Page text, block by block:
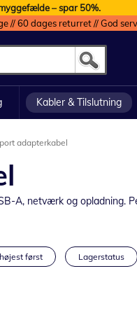
– spar 50%.
// 60 dages returret // God
Kabler & Tilslutning
adapterkabel
A, netværk og opladning.
først Lagerstatus